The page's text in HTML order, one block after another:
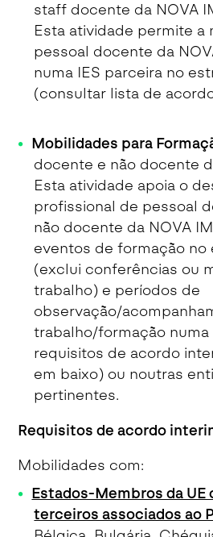
staff docente da NOVA
Esta atividade permite a
pessoal docente da
numa IES parceira no
(consultar lista de
Mobilidades para
docente e não docente
Esta atividade apoia o
profissional de pessoal
não docente da NOVA
eventos de formação no
(exclui conferências ou
trabalho) e períodos de
observação/
trabalho/formação numa
requisitos de acordo
em baixo) ou noutras
pertinentes.
Requisitos de acordo
Mobilidades com:
Estados-Membros da UE
terceiros associados ao